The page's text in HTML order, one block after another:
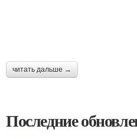
читать дальше →
Последние